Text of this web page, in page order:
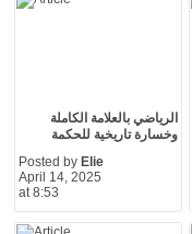
الرياضي بالعلامة الكاملة
وخسارة تاريخية للحكمة
Posted by Elie
April 14, 2025
at 8:53